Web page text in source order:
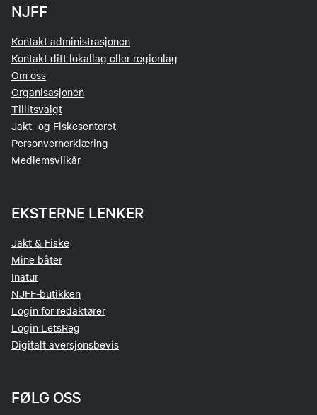
NJFF
Kontakt administrasjonen
Kontakt ditt lokallag eller regionlag
Om oss
Organisasjonen
Tillitsvalgt
Jakt- og Fiskesenteret
Personvernerklæring
Medlemsvilkår
EKSTERNE LENKER
Jakt & Fiske
Mine båter
Inatur
NJFF-butikken
Login for redaktører
Login LetsReg
Digitalt aversjonsbevis
FØLG OSS